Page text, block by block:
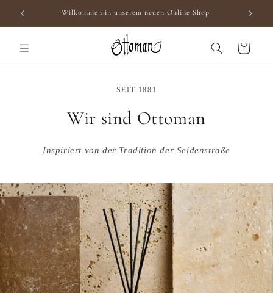
zum
Wilkommen in unserem neuen Online Shop
Warenkorb
SEIT 1881
Wir sind Ottoman
Inspiriert von der Tradition der Seidenstraße